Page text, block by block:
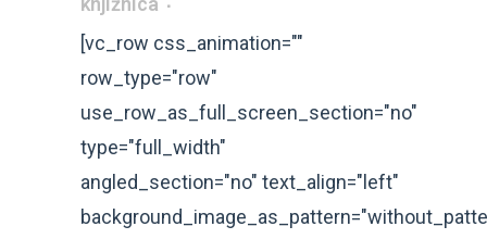
[vc_row css_animation=""
row_type="row"
use_row_as_full_screen_section="no"
type="full_width"
angled_section="no" text_align="left"